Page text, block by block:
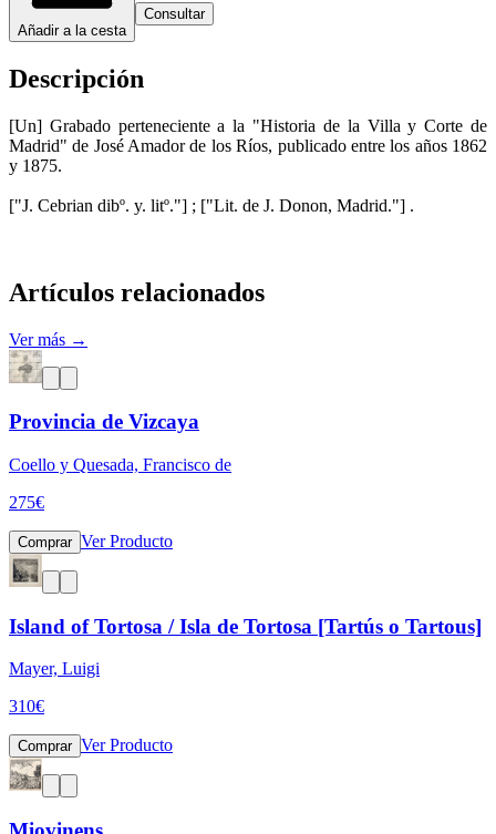
Añadir a la cesta
Consultar
Descripción
[Un] Grabado perteneciente a la "Historia de la Villa y Corte de
Madrid" de José Amador de los Ríos, publicado entre los años 1862
y 1875.
["J. Cebrian dibº. y. litº."] ; ["Lit. de J. Donon, Madrid."] .
Artículos relacionados
Ver más →
Provincia de Vizcaya
Coello y Quesada, Francisco de
275€
Comprar Ver Producto
Island of Tortosa / Isla de Tortosa [Tartús o Tartous]
Mayer, Luigi
310€
Comprar Ver Producto